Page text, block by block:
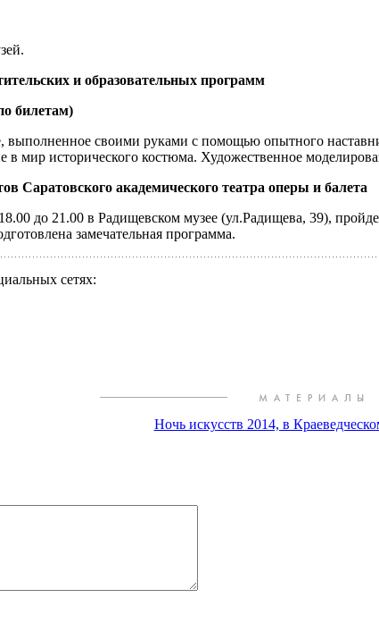
и образовательных программ
билетам)
выполненное своими руками с помощью опытного
в мир исторического костюма. Художественное
Саратовского академического театра оперы и балета
до 21.00 в Радищевском музее (ул.Радищева, 39),
замечательная программа.
сетях:
Ночь искусств 2014, в